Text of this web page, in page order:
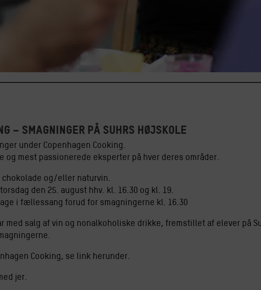
– Smagninger på Suhrs Højskole
under Copenhagen Cooking.
og mest passionerede eksperter på hver deres områder.
chokolade og/eller naturvin.
den 25. august hhv. kl. 16.30 og kl. 19.
i fællessang forud for smagningerne kl. 16.30
med salg af vin og nonalkoholiske drikke, fremstillet af elever på
Cooking, se link herunder.
jer.